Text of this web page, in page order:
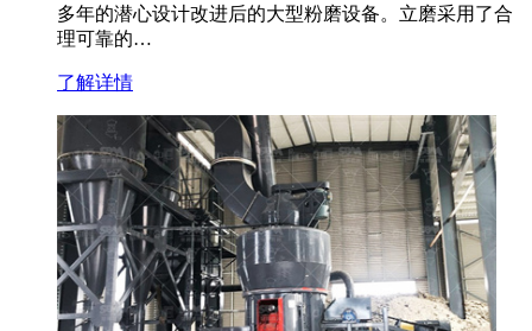
多年的潜心设计改进后的大型粉磨设备。立磨采用了合
理可靠的…
了解详情